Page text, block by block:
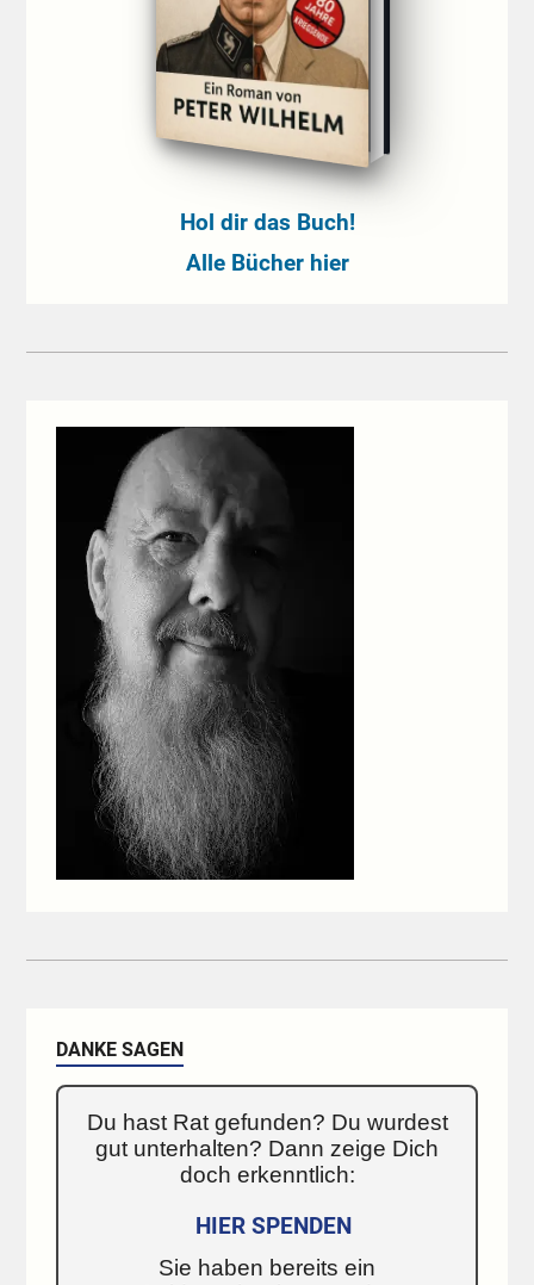
Hol dir das Buch!
Alle Bücher hier
DANKE SAGEN
Du hast Rat gefunden? Du wurdest
gut unterhalten? Dann zeige Dich
doch erkenntlich:
HIER SPENDEN
Sie haben bereits ein